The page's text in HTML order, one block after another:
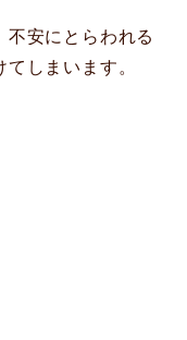
不安にとらわれる
しまいます。